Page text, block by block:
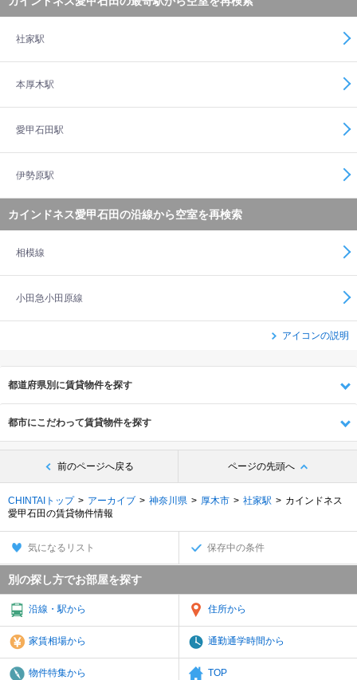
社家駅
本厚木駅
愛甲石田駅
伊勢原駅
カインドネス愛甲石田の沿線から空室を再検索
相模線
小田急小田原線
アイコンの説明
都道府県別に賃貸物件を探す
都市にこだわって賃貸物件を探す
前のページへ戻る ページの先頭へ
CHINTAIトップ アーカイブ 神奈川県 厚木市 社家駅
カインドネス
愛甲石田の賃貸物件情報
気になるリスト 保存中の条件
別の探し方でお部屋を探す
沿線・駅から 住所から
家賃相場から 通勤通学時間から
物件特集から TOP